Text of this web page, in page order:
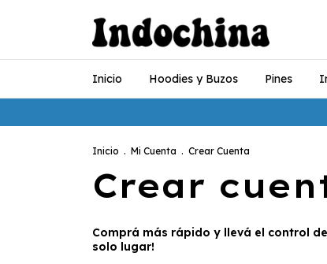
Inicio Hoodies y Buzos Pines
Inicio . Mi Cuenta . Crear Cuenta
Crear
Comprá más rápido y llevá el control
solo lugar!